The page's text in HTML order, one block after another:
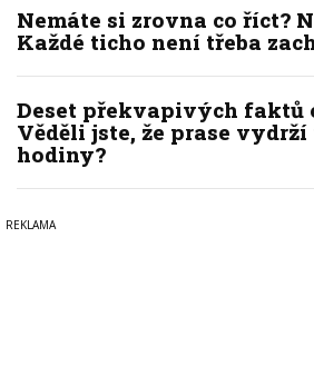
Nemáte si zrovna co říct?
Každé ticho není třeba
Deset překvapivých faktů
Věděli jste, že prase
hodiny?